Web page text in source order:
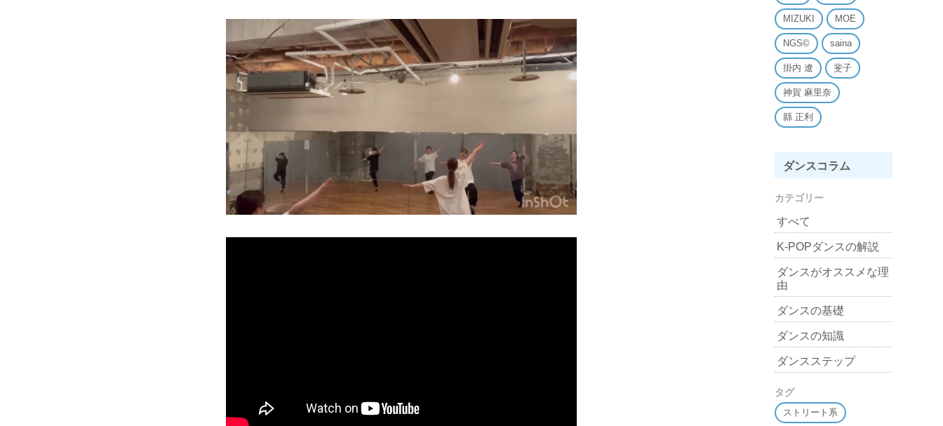
MIZUKI MOE
NGS© saina
掛内 遼 斐子
神賀 麻里奈
縣 正利
ダンスコラム
カテゴリー
すべて
K-POPダンスの解説
ダンスがオススメな理
由
ダンスの基礎
ダンスの知識
ダンスステップ
タグ
ストリート系